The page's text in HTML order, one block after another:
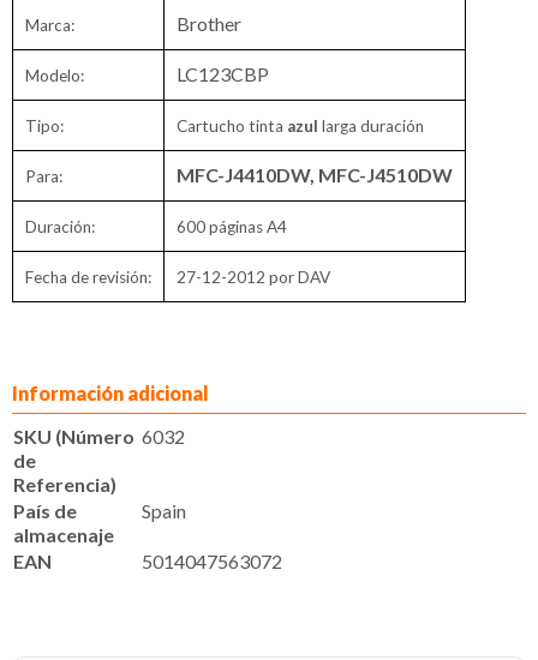
Marca: Brother
Modelo: LC123CBP
Tipo: Cartucho tinta azul larga duración
Para: MFC-J4410DW, MFC-J4510DW
Duración: 600 páginas A4
Fecha de revisión: 27-12-2012 por DAV
Información adicional
SKU (Número
de
Referencia)
6032
País de
almacenaje
Spain
EAN 5014047563072